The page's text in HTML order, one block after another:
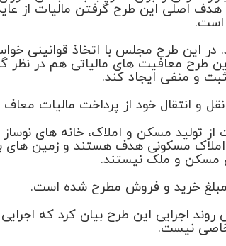
اصلی این طرح گرفتن مالیات از
است.
در این طرح مجلس با اتخاذ قوانینی
معافیت‌ های مالیاتی هم در نظر
و منفی ایجاد کند.
و انتقال خود از پرداخت مالیات
املاک مسکونی هدف هستند و زمین های
مسکن و ملک نیستند.
اجرایی این طرح بیان کرد که
خاصی نیست.